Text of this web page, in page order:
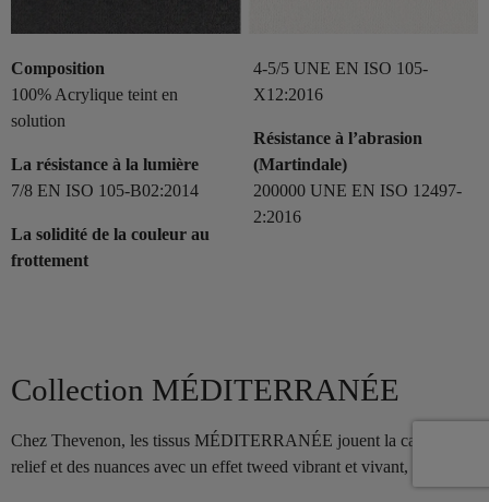
Composition
100% Acrylique teint en
solution
La résistance à la lumière
7/8 EN ISO 105-B02:2014
La solidité de la couleur au
frottement
4-5/5 UNE EN ISO 105-
X12:2016
Résistance à l’abrasion
(Martindale)
200000 UNE EN ISO 12497-
2:2016
Collection MÉDITERRANÉE
Chez Thevenon, les tissus MÉDITERRANÉE jouent la carte du
relief et des nuances avec un effet tweed vibrant et vivant,